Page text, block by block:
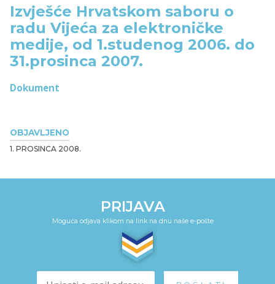
OBJAVLJENO
1. PROSINCA 2008.
Izvješće Hrvatskom saboru o
radu Vijeća za elektroničke
medije, od 1.studenog 2006. do
31.prosinca 2007.
Dokument
PRIJAVA
Moguća odjava klikom na link na dnu naše e-pošte